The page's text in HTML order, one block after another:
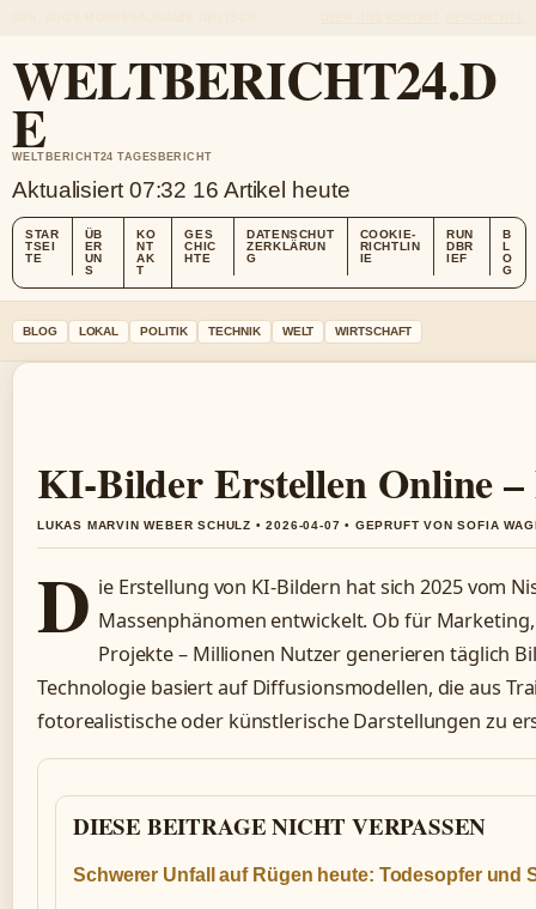
WELTBERICHT24.D
E
WELTBERICHT24 TAGESBERICHT
Aktualisiert 07:32 16 Artikel heute
STAR
TSEI
TE
ÜB
ER
UN
S
KO
NT
AK
T
GES
CHIC
HTE
DATENSCHUT
ZERKLÄRUN
G
COOKIE-
RICHTLIN
IE
RUN
DBR
IEF
B
L
O
G
BLOG LOKAL POLITIK TECHNIK WELT WIRTSCHAFT
KI-Bilder Erstellen Online –
LUKAS MARVIN WEBER SCHULZ • 2026-04-07 • GEPRUFT VON SOFIA
D ie Erstellung von KI-Bildern hat sich 2025 vom
Massenphänomen entwickelt. Ob für
Projekte – Millionen Nutzer generieren täglich
Technologie basiert auf Diffusionsmodellen, die aus
fotorealistische oder künstlerische Darstellungen zu
DIESE BEITRAGE NICHT VERPASSEN
Schwerer Unfall auf Rügen heute: Todesopfer und